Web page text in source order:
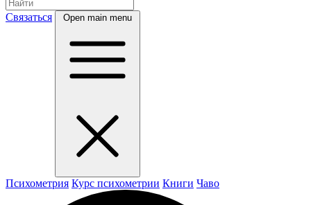
Связаться Open main menu
Психометрия Курс психометрии Книги Чаво